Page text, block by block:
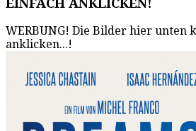
EINFACH ANKLICKEN!
WERBUNG! Die Bilder hier unten
anklicken...!